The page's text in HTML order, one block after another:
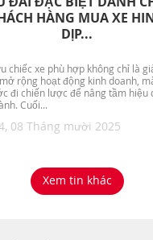
HÀNG MUA XE
DỊP...
chiếc xe phù hợp không chỉ là
rộng hoạt động kinh doanh,
đi chiến lược để nâng tầm hiệu
Cuối...
08 Tháng mười 2025
Xem tin khác